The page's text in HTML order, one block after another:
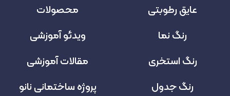
عایق رطوبتی
رنگ نما
رنگ استخری
رنگ جدول
محصولات
ویدئو آموزشی
مقالات آموزشی
پروژه‌ ساختمانی نانو